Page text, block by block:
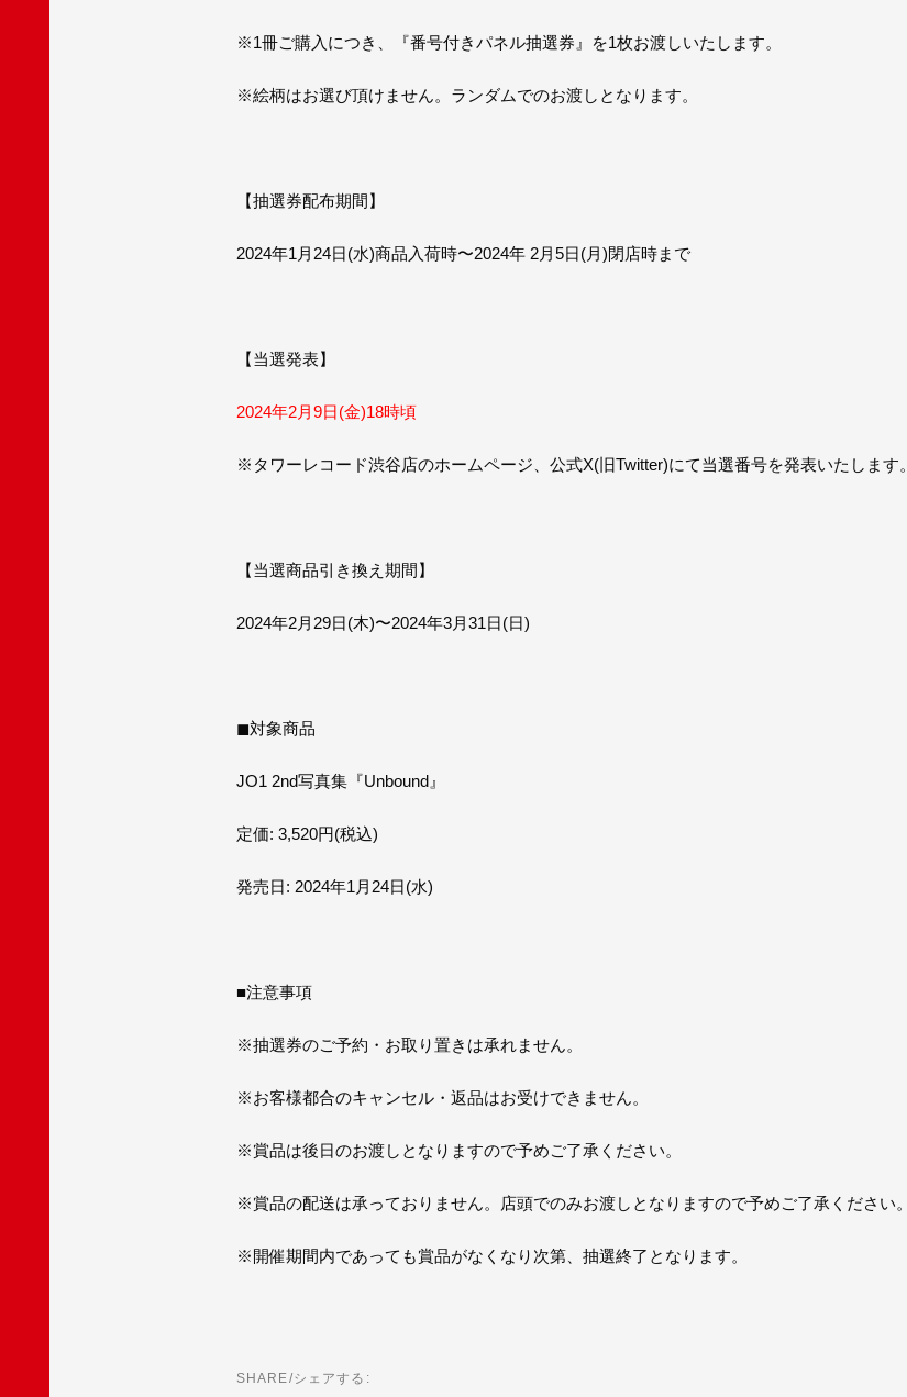
※1冊ご購入につき、『番号付きパネル抽選券』を1枚お渡しいたします。
※絵柄はお選び頂けません。ランダムでのお渡しとなります。
【抽選券配布期間】
2024年1月24日(水)商品入荷時〜2024年 2月5日(月)閉店時まで
【当選発表】
2024年2月9日(金)18時頃
※タワーレコード渋谷店のホームページ、公式X(旧Twitter)にて当選番号を発表いたします。
【当選商品引き換え期間】
2024年2月29日(木)〜2024年3月31日(日)
◼︎対象商品
JO1 2nd写真集『Unbound』
定価: 3,520円(税込)
発売日: 2024年1月24日(水)
■注意事項
※抽選券のご予約・お取り置きは承れません。
※お客様都合のキャンセル・返品はお受けできません。
※賞品は後日のお渡しとなりますので予めご了承ください。
※賞品の配送は承っておりません。店頭でのみお渡しとなりますので予めご了承ください。
※開催期間内であっても賞品がなくなり次第、抽選終了となります。
SHARE/シェアする: